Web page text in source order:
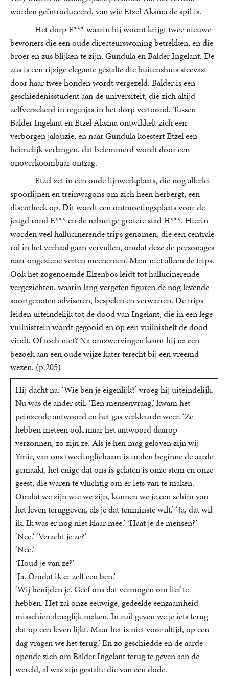
worden geïntroduceerd, van wie Etzel Aksma de spil is.
Het dorp E*** waarin hij woont krijgt twee nieuwe
bewoners die een oude directeurswoning betrekken, en die
broer en zus blijken te zijn, Gundula en Balder Ingelant. De
zus is een rijzige elegante gestalte die buitenshuis steevast
door haar twee honden wordt vergezeld. Balder is een
geschiedenisstudent aan de universiteit, die zich altijd
zelfverzekerd in regenjas in het dorp vertoond. Tussen
Balder Ingelant en Etzel Aksma ontwikkelt zich een
verborgen jalouzie, en naar Gundula koestert Etzel een
heimelijk verlangen, dat belemmerd wordt door een
onoverkoombaar ontzag.
Etzel zet in een oude lijnwerkplaats, die nog allerlei
spoorlijnen en treinwagons om zich heen herbergt, een
discotheek op. Dit wordt een ontmoetingsplaats voor de
jeugd rond E*** en de naburige grotere stad H***. Hierin
worden veel hallucinerende trips genomen, die een centrale
rol in het verhaal gaan vervullen, omdat deze de personages
naar ongeziene verten meenemen. Maar niet alleen de trips.
Ook het zogenoemde Elzenbos leidt tot hallucinerende
vergezichten, waarin lang vergeten figuren de nog levende
soortgenoten adviseren, bespelen en verwarren. De trips
leiden uiteindelijk tot de dood van Ingelant, die in een lege
vuilnistrein wordt gegooid en op een vuilnisbelt de dood
vindt. Of toch niet? Na omzwervingen komt hij na een
bezoek aan een oude wijze kater terecht bij een vreemd
wezen. (p.205)
Hij dacht na. ‘Wie ben je eigenlijk?’ vroeg hij uiteindelijk.
Nu was de ander stil. ‘Een mensenvraag,’ kwam het
peinzende antwoord en het gas verkleurde weer. ‘Ze
hebben meteen ook maar het antwoord daarop
verzonnen, zo zijn ze. Als je hen mag geloven zijn wij
Ymir, van ons tweelinglichaam is in den beginne de aarde
gemaakt, het enige dat ons is gelaten is onze stem en onze
geest, die waren te vluchtig om er iets van te maken.
Omdat we zijn wie we zijn, kunnen we je een schim van
het leven teruggeven, als je dat tenminste wilt.’ ‘Ja, dat wil
ik. Ik was er nog niet klaar mee.’ ‘Haat je de mensen?’
‘Nee.’ ‘Veracht je ze?’
‘Nee.’
‘Houd je van ze?’
‘Ja. Omdat ik er zelf een ben.’
‘Wij benijden je. Geef ons dat vermogen om lief te
hebben. Het zal onze eeuwige, gedeelde eenzaamheid
misschien draaglijk maken. In ruil geven we je iets terug
dat op een leven lijkt. Maar het is niet voor altijd, op een
dag vragen we het terug.’ En zo geschiedde en de aarde
opende zich om Balder Ingelant terug te geven aan de
wereld, al was zijn gestalte die van een dode.